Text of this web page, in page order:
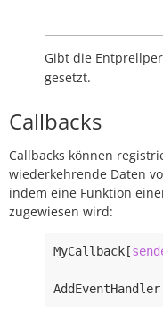
Gibt die
gesetzt.
Callbacks
Callbacks können
wiederkehrende Daten
indem eine Funktion
zugewiesen wird:
MyCallback [
AddEventHandler